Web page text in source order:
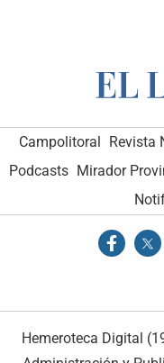
Campolitoral Revista
Podcasts Mirador
Hemeroteca Digital